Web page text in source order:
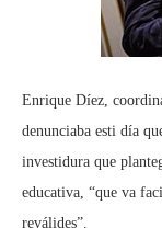
Enrique Díez,
denunciaba esti día
investidura que
educativa, “que va
reválides”.